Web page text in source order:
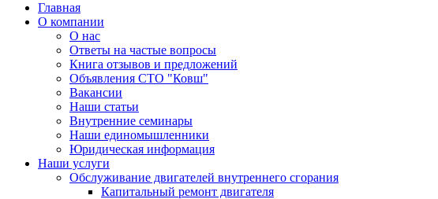
Главная
О компании
О нас
Ответы на частые вопросы
Книга отзывов и предложений
Объявления СТО "Ковш"
Вакансии
Наши статьи
Внутренние семинары
Наши единомышленники
Юридическая информация
Наши услуги
Обслуживание двигателей внутреннего сгорания
Капитальный ремонт двигателя